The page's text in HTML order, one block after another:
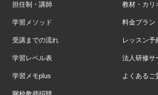
担任制・講師 教材・カリ
学習メソッド 料金プラン
受講までの流れ レッスン予
学習レベル表 法人研修サ
学習メモplus よくあるご